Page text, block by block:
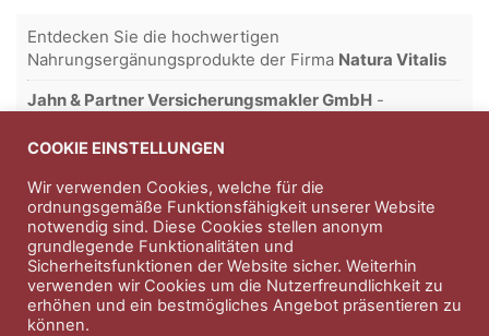
Entdecken Sie die hochwertigen
Nahrungsergänungsprodukte der Firma Natura Vitalis
Jahn & Partner Versicherungsmakler GmbH -
Professioneller Rundumschutz seit über 30 Jahren.
Impressum Nutzungsbedingungen
Datenschutzerklärung Therapeutenkatalog Über uns
COOKIE EINSTELLUNGEN
Wir verwenden Cookies, welche für die
ordnungsgemäße Funktionsfähigkeit unserer Website
notwendig sind. Diese Cookies stellen anonym
grundlegende Funktionalitäten und
Sicherheitsfunktionen der Website sicher. Weiterhin
verwenden wir Cookies um die Nutzerfreundlichkeit zu
erhöhen und ein bestmögliches Angebot präsentieren zu
können.